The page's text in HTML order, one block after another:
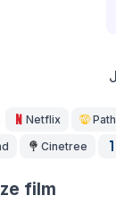
Netflix
Cinetree
film